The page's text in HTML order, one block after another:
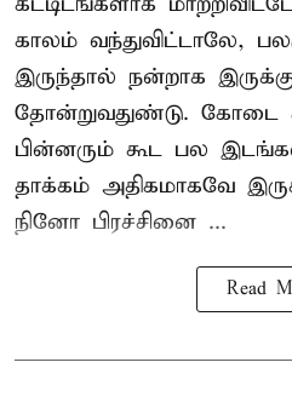
காலம் வந்துவிட்டாலே,
இருந்தால் நன்றாக
தோன்றுவதுண்டு. கோடை
பின்னரும் கூட பல
தாக்கம் அதிகமாகவே
நினோ பிரச்சினை ...
Read